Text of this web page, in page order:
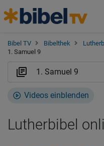
Bibel TV Bibelthek
1. Samuel 9
Videos einblenden
Lutherbibel